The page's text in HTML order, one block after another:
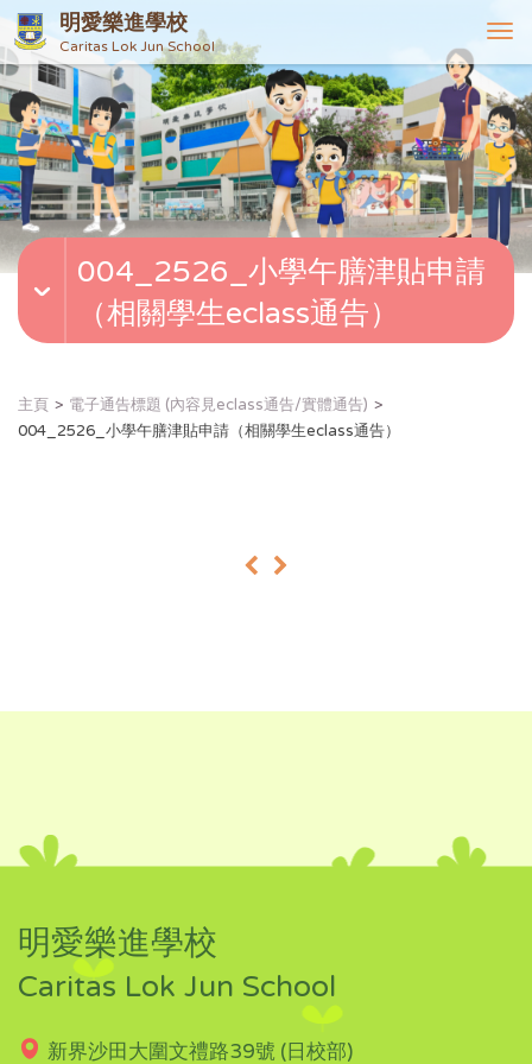
明愛樂進學校
Caritas Lok Jun School
T
o
g
g
l
e
n
v
004_2526_小學午膳津貼申請
（相關學生eclass通告）
主頁
電子通告標題 (內容見eclass通告/實體通告)
004_2526_小學午膳津貼申請（相關學生eclass通告）
« »
明愛樂進學校
Caritas Lok Jun School
新界沙田大圍文禮路39號 (日校部)